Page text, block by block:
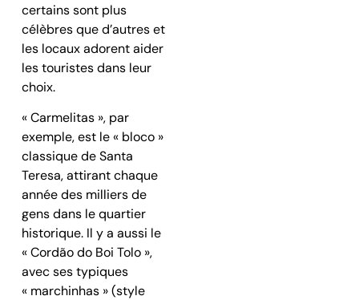
certains sont plus
célèbres que d’autres et
les locaux adorent aider
les touristes dans leur
choix.
« Carmelitas », par
exemple, est le « bloco »
classique de Santa
Teresa, attirant chaque
année des milliers de
gens dans le quartier
historique. Il y a aussi le
« Cordão do Boi Tolo »,
avec ses typiques
« marchinhas » (style